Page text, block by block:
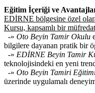
Eğitim İçeriği ve
EDİRNE bölgesine özel
Kursu, kapsamlı bir
-» Oto Beyin Tamir Okulu
bilgilere dayanan pratik bir
-» EDİRNE Beyin Tamir
teknolojisindeki en yeni
-» Oto Beyin Tamiri
üzerinde uygulamalı